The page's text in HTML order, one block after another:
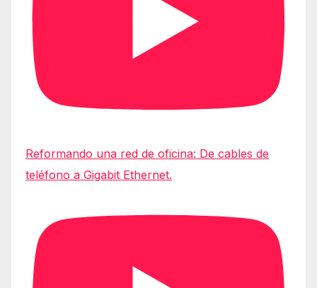
Reformando una red de oficina: De cables de
teléfono a Gigabit Ethernet.